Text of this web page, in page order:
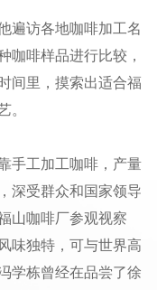
遍访各地咖啡加工名
咖啡样品进行比较，
间里，摸索出适合福
。
手工加工咖啡，产量
深受群众和国家领导
山咖啡厂参观视察
味独特，可与世界高
学栋曾经在品尝了徐